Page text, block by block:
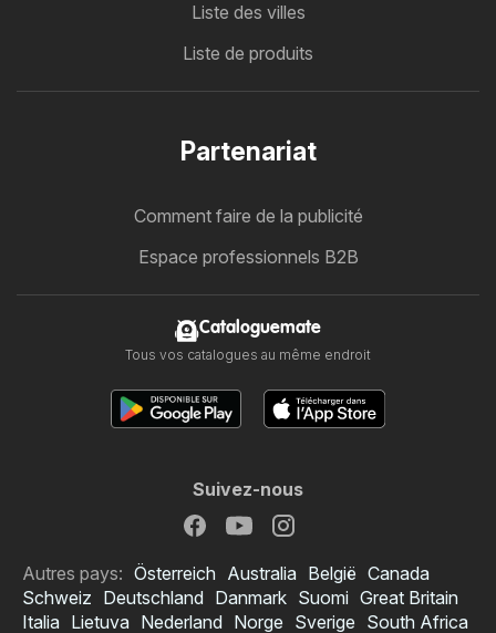
Liste des villes
Liste de produits
Partenariat
Comment faire de la publicité
Espace professionnels B2B
Cataloguemate
Tous vos catalogues au même endroit
Suivez-nous
Autres pays: Österreich Australia België Canada
Schweiz Deutschland Danmark Suomi Great Britain
Italia Lietuva Nederland Norge Sverige South Africa